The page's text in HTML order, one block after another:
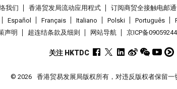
我们 香港贸发局流动应用程式 订阅商贸全接触电邮
Español
Français Italiano Polski Português
声明
超连结条款及细则 网站导航 京ICP备
关注 HKTDC
© 2026 香港贸易发展局版权所有，对违反版权者保留一